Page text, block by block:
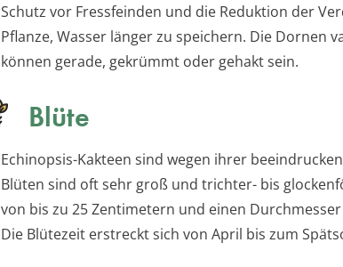
Schutz vor Fressfeinden und die Reduktion der
Pflanze, Wasser länger zu speichern. Die Dornen
können gerade, gekrümmt oder gehakt sein.
Blüte
Echinopsis-Kakteen sind wegen ihrer
Blüten sind oft sehr groß und trichter- bis
von bis zu 25 Zentimetern und einen
Die Blütezeit erstreckt sich von April bis zum